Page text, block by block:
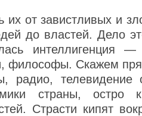
их от завистливых и
до властей. Дело
интеллигенция —
философы. Скажем
радио, телевидение
страны, остро
Страсти кипят